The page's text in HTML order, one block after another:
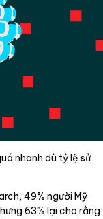
nhanh dù tỷ lệ sử
49% người Mỹ
63% lại cho rằng